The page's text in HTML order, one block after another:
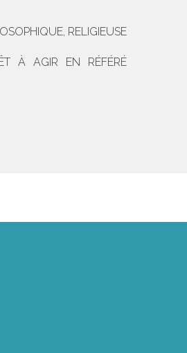
RELIGIEUSE
À AGIR EN RÉFÉRÉ